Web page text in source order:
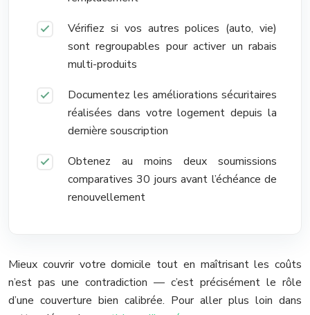
Vérifiez si vos autres polices (auto, vie)
sont regroupables pour activer un rabais
multi-produits
Documentez les améliorations sécuritaires
réalisées dans votre logement depuis la
dernière souscription
Obtenez au moins deux soumissions
comparatives 30 jours avant l’échéance de
renouvellement
Mieux couvrir votre domicile tout en maîtrisant les coûts
n’est pas une contradiction — c’est précisément le rôle
d’une couverture bien calibrée. Pour aller plus loin dans